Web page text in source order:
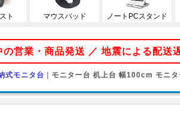
ト マウスパッド ノートPCスタンド
営業・商品発送 ／ 地震による配送
式モニタ台 | モニター台 机上台 幅100cm モニ